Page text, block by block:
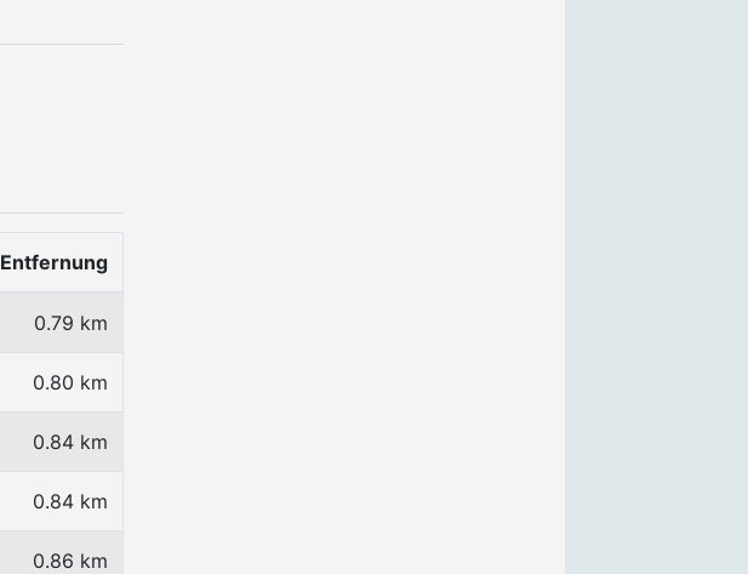
Entfernung
0.79 km
0.80 km
0.84 km
0.84 km
0.86 km